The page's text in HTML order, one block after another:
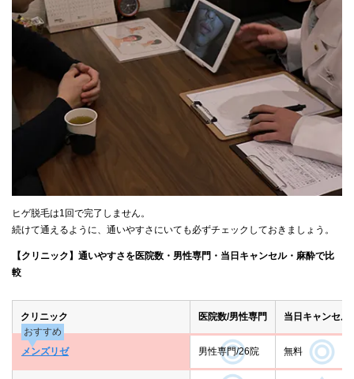
ヒゲ脱毛は1回で完了しません。
続けて通えるように、通いやすさにいても必ずチェックしておきましょう。
【クリニック】通いやすさを医院数・男性専門・当日キャンセル・麻酔で比
較
クリニック 医院数/男性専門
当日キャンセル
おすすめ
メンズリゼ
男性専門/26院 無料